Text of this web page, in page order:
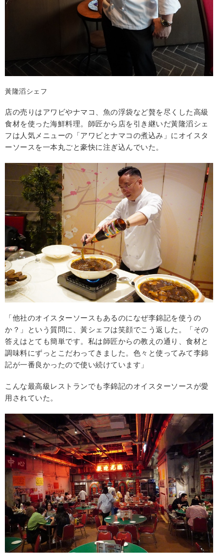
黃隆滔シェフ
店の売りはアワビやナマコ、魚の浮袋など贅を尽くした高級
食材を使った海鮮料理。師匠から店を引き継いだ黃隆滔シェ
フは人気メニューの「アワビとナマコの煮込み」にオイスタ
ーソースを一本丸ごと豪快に注ぎ込んでいた。
「他社のオイスターソースもあるのになぜ李錦記を使うの
か？」という質問に、黃シェフは笑顔でこう返した。「その
答えはとても簡単です。私は師匠からの教えの通り、食材と
調味料にずっとこだわってきました。色々と使ってみて李錦
記が一番良かったので使い続けています」
こんな最高級レストランでも李錦記のオイスターソースが愛
用されていた。